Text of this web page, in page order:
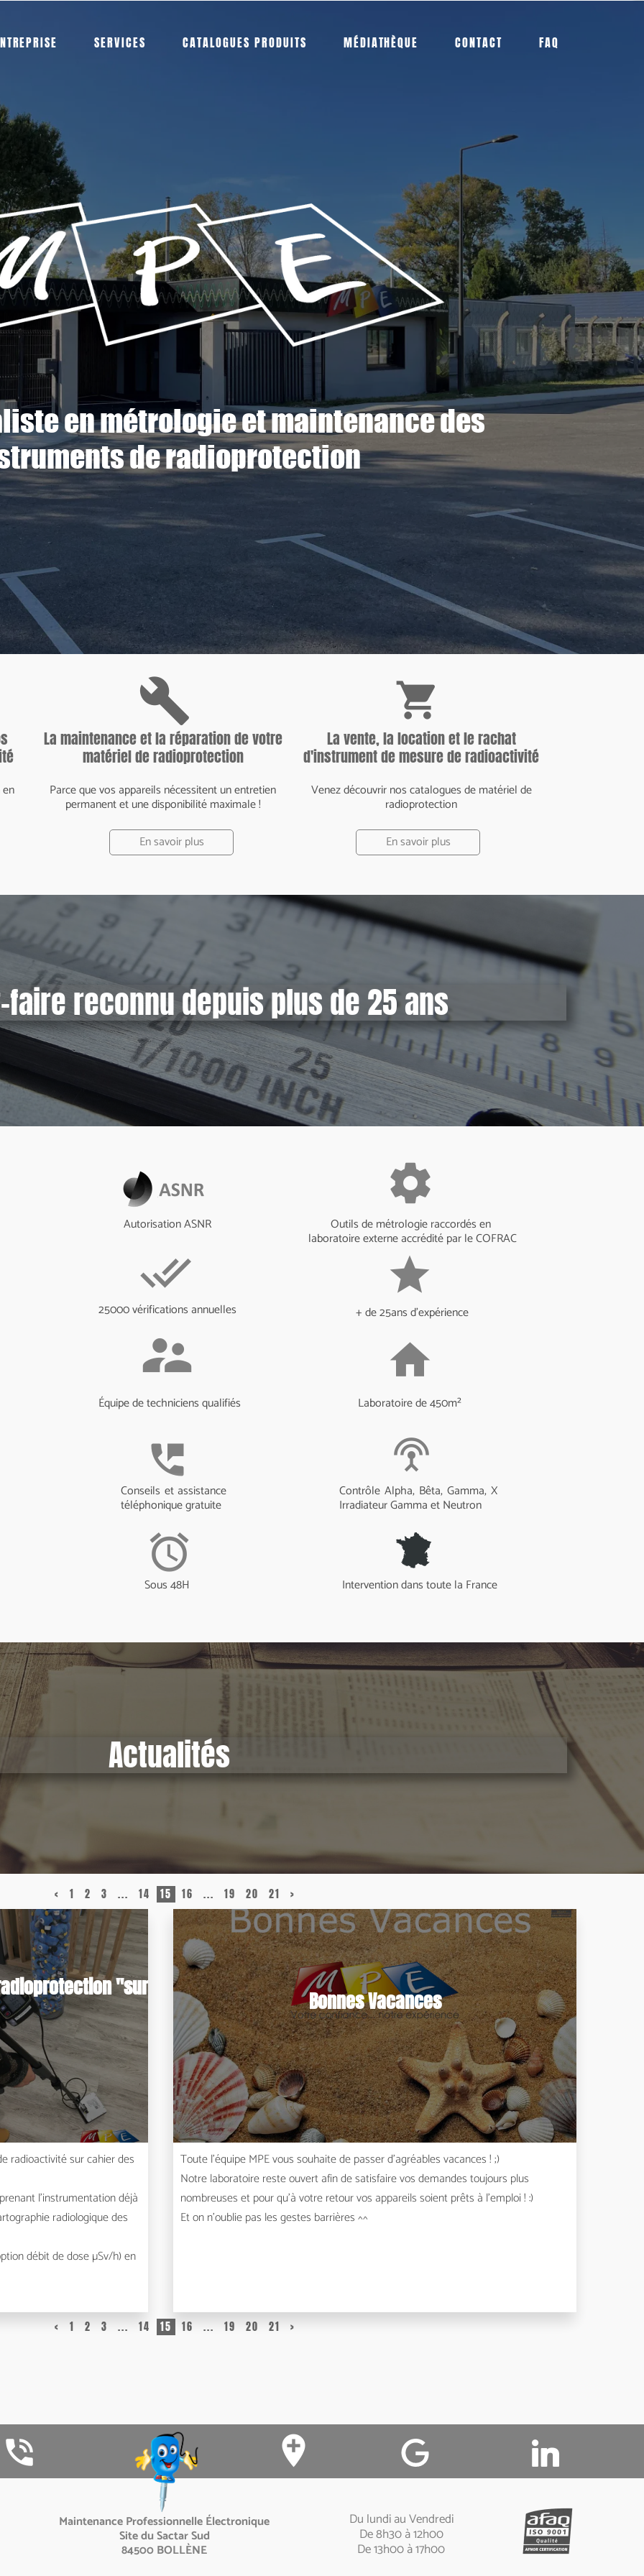
SERVICES CATALOGUES PRODUITS MÉDIATHÈQUE CONTACT FAQ
Maintenance Professionnelle Électronique
Site du Sactar Sud
84500 BOLLÈNE

Du lundi au Vendredi
De 8h30 à 12h00
De 13h00 à 17h00
phone_in_talk add_location
en métrologie et maintenance des
de radioprotection
build shopping_cart
La maintenance et la réparation de votre
matériel de radioprotection
Parce que vos appareils nécessitent un entretien
permanent et une disponibilité maximale !
La vente, la location et le rachat
d'instrument de mesure de radioactivité
Venez découvrir nos catalogues de matériel de
radioprotection
En savoir plus
En savoir plus
faire reconnu depuis plus de 25 ans
settings
Autorisation ASNR Outils de métrologie raccordés en
laboratoire externe accrédité par le COFRAC
done_all grade
25000 vérifications annuelles + de 25ans d’expérience
supervisor_account home
Équipe de techniciens qualifiés Laboratoire de 450m²
settings_input_antenna
perm_phone_msg
Conseils et assistance
téléphonique gratuite
Contrôle Alpha, Bêta, Gamma, X
Irradiateur Gamma et Neutron
alarm
Sous 48H Intervention dans toute la France
Actualités
< 1 2 3 ... 14 15 16 ... 19 20 21 >
"sur
radioactivité sur cahier des
l'instrumentation déjà
radiologique des
débit de dose µSv/h) en
Bonnes Vacances
Toute l’équipe MPE vous souhaite de passer d’agréables vacances ! ;)
Notre laboratoire reste ouvert afin de satisfaire vos demandes toujours plus
nombreuses et pour qu'à votre retour vos appareils soient prêts à l'emploi ! :)
Et on n'oublie pas les gestes barrières ^^
< 1 2 3 ... 14 15 16 ... 19 20 21 >